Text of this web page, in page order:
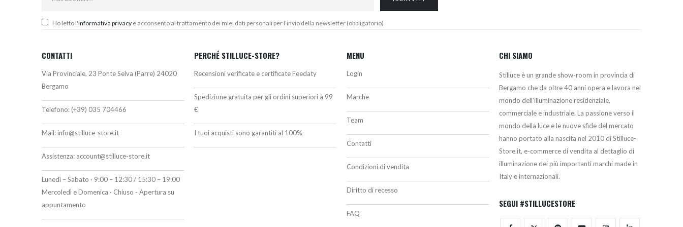
Ho letto l'informativa privacy e acconsento al trattamento dei miei dati personali per l’invio della newsletter (obbligatorio)
CONTATTI
Via Provinciale, 23 Ponte Selva (Parre) 24020
Bergamo
Telefono: (+39) 035 704466
Mail:info@stilluce-store.it
Assistenza: account@stilluce-store.it
Lunedì – Sabato · 9:00 – 12:30 / 15:30 – 19:00
Mercoledì e Domenica · Chiuso - Apertura su
appuntamento
PERCHÉ STILLUCE-STORE?
Recensioni verificate e certificate Feedaty
Spedizione gratuita per gli ordini superiori a 99
€
I tuoi acquisti sono garantiti al 100%
MENU
Login
Marche
Team
Contatti
Condizioni di vendita
Diritto di recesso
FAQ
CHI SIAMO
Stilluce è un grande show-room in provincia di
Bergamo che da oltre 40 anni opera e lavora nel
mondo dell’illuminazione residenziale,
commerciale e industriale. La passione verso il
mondo della luce e le nuove sfide del mercato
hanno portato alla nascita nel 2010 di Stilluce-
Store.it, e-commerce di vendita al dettaglio di
illuminazione dei più importanti marchi made in
Italy e internazionali.
SEGUI #STILLUCESTORE